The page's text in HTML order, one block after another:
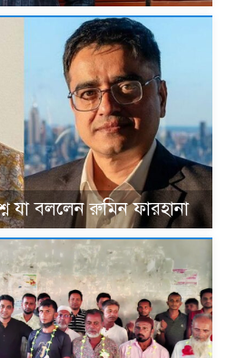
যা বললেন রুমিন ফারহানা